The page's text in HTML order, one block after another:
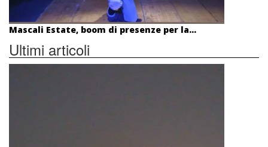
Mascali Estate, boom di presenze per la...
Ultimi articoli